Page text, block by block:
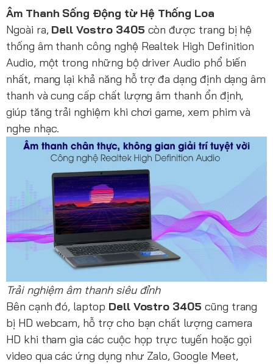
Âm Thanh Sống Động từ Hệ Thống Loa
Ngoài ra, Dell Vostro 3405 còn được trang bị hệ
thống âm thanh công nghệ Realtek High Definition
Audio, một trong những bộ driver Audio phổ biến
nhất, mang lại khả năng hỗ trợ đa dạng định dạng âm
thanh và cung cấp chất lượng âm thanh ổn định,
giúp tăng trải nghiệm khi chơi game, xem phim và
nghe nhạc.
Trải nghiệm âm thanh siêu đỉnh
Bên cạnh đó, laptop Dell Vostro 3405 cũng trang
bị HD webcam, hỗ trợ cho bạn chất lượng camera
HD khi tham gia các cuộc họp trực tuyến hoặc gọi
video qua các ứng dụng như Zalo, Google Meet,